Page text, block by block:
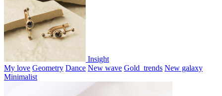
Insight
My love Geometry Dance New wave Gold_trends New galaxy
Minimalist